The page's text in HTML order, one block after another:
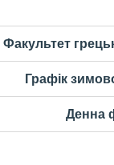
Факультет
Графік
Денна